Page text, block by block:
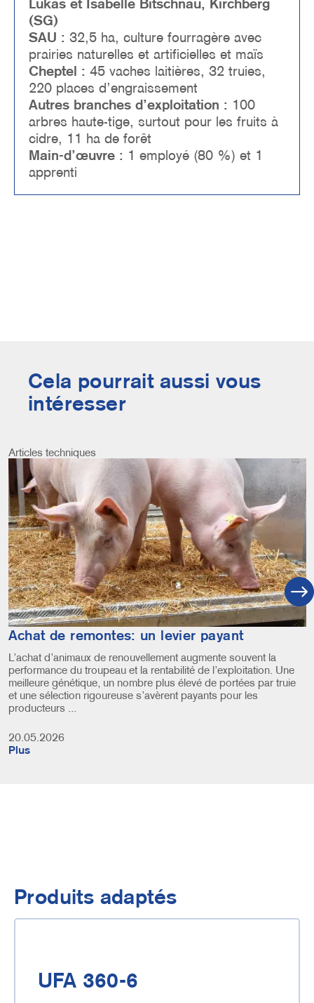
Lukas et Isabelle Bitschnau, Kirchberg
(SG)
SAU : 32,5 ha, culture fourragère avec
prairies naturelles et artificielles et maïs
Cheptel : 45 vaches laitières, 32 truies,
220 places d’engraissement
Autres branches d’exploitation : 100
arbres haute-tige, surtout pour les fruits à
cidre, 11 ha de forêt
Main-d’œuvre : 1 employé (80 %) et 1
apprenti
Cela pourrait aussi vous
intéresser
Articles techniques
Image
Achat de remontes: un levier payant
L’achat d’animaux de renouvellement augmente souvent la
performance du troupeau et la rentabilité de l’exploitation. Une
meilleure génétique, un nombre plus élevé de portées par truie
et une sélection rigoureuse s’avèrent payants pour les
producteurs ...
20.05.2026
Plus
Produits adaptés
UFA 360-6